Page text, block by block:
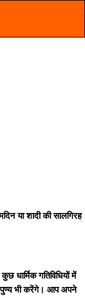
या शादी की सालगिरह
धार्मिक गतिविधियों में
पुण्य भी करेंगे। आप अपने